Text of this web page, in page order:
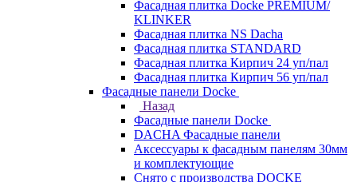
Фасадная плитка Docke PREMIUM/
KLINKER
Фасадная плитка NS Dacha
Фасадная плитка STANDARD
Фасадная плитка Кирпич 24 уп/пал
Фасадная плитка Кирпич 56 уп/пал
Фасадные панели Docke
Назад
Фасадные панели Docke
DACHA Фасадные панели
Аксессуары к фасадным панелям 30мм
и комплектующие
Снято с производства DOCKE